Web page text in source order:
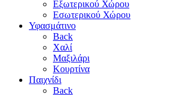
Εξωτερικού Χώρου
Εσωτερικού Χώρου
Υφασμάτινο
Back
Χαλί
Μαξιλάρι
Κουρτίνα
Παιχνίδι
Back